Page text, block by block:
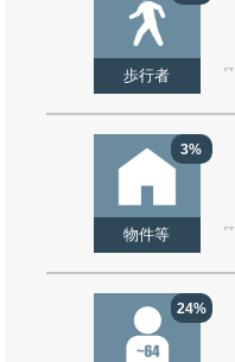
歩行者
3%
物件等
24%